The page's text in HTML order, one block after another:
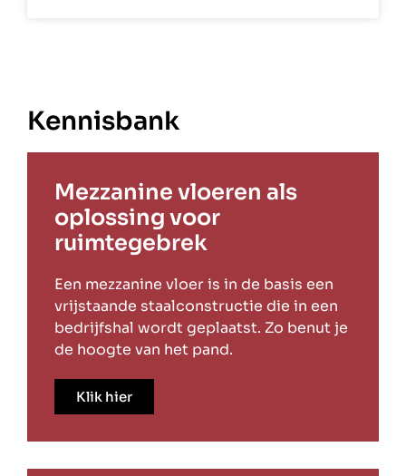
Kennisbank
Mezzanine vloeren als
oplossing voor
ruimtegebrek
Een mezzanine vloer is in de basis een
vrijstaande staalconstructie die in een
bedrijfshal wordt geplaatst. Zo benut je
de hoogte van het pand.
Klik hier